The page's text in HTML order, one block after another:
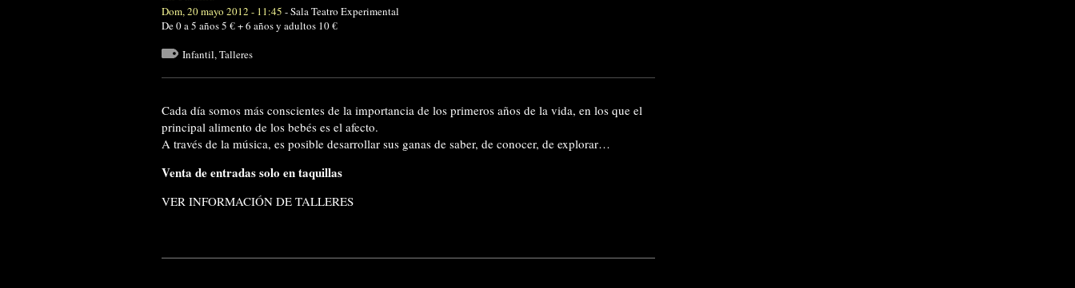
Dom, 20 mayo 2012 - 11:45 -Sala Teatro Experimental
De 0 a 5 años 5 € + 6 años y adultos 10 €
Infantil,Talleres
Cada día somos más conscientes de la importancia de los primeros años de la vida, en los que el
principal alimento de los bebés es el afecto.
A través de la música, es posible desarrollar sus ganas de saber, de conocer, de explorar…
Venta de entradas solo en taquillas
VER INFORMACIÓN DE TALLERES